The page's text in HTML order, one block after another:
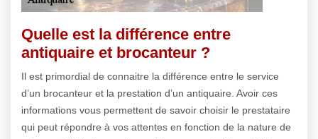
Quelle est la différence entre
antiquaire et brocanteur ?
Il est primordial de connaitre la différence entre le service
d’un brocanteur et la prestation d’un antiquaire. Avoir ces
informations vous permettent de savoir choisir le prestataire
qui peut répondre à vos attentes en fonction de la nature de